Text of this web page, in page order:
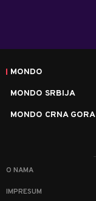
MONDO
MONDO SRBIJA
MONDO CRNA GORA
O NAMA
IMPRESUM